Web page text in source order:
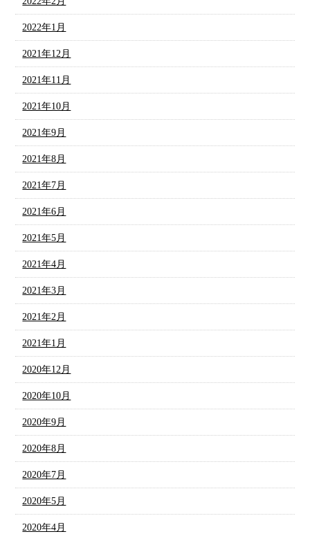
2022年1月
2021年12月
2021年11月
2021年10月
2021年9月
2021年8月
2021年7月
2021年6月
2021年5月
2021年4月
2021年3月
2021年2月
2021年1月
2020年12月
2020年10月
2020年9月
2020年8月
2020年7月
2020年5月
2020年4月